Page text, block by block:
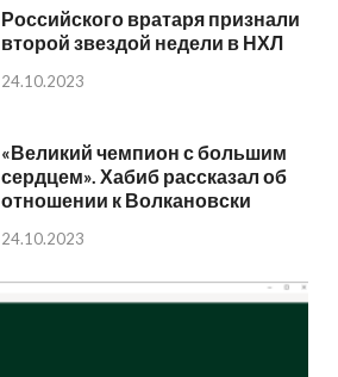
Российского вратаря признали
второй звездой недели в НХЛ
24.10.2023
«Великий чемпион с большим
сердцем». Хабиб рассказал об
отношении к Волкановски
24.10.2023